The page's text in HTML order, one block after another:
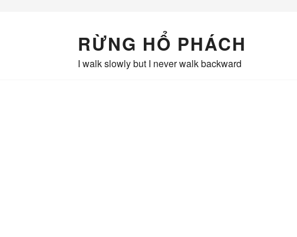
RỪNG HỔ PHÁCH
I walk slowly but I never walk backward